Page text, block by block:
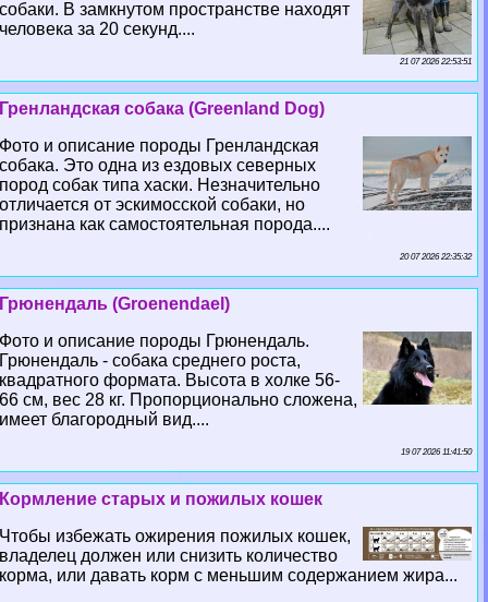
собаки. В замкнутом прострaнcтве находят
человека за 20 секунд....
21 07 2026 22:53:51
Гренландская собака (Greenland Dog)
Фото и описание породы Гренландская
собака. Это одна из ездовых северных
пород собак типа хаски. Незначительно
отличается от эскимосской собаки, но
признана как самостоятельная порода....
20 07 2026 22:35:32
Грюнендаль (Groenendael)
Фото и описание породы Грюнендаль.
Грюнендаль - собака среднего роста,
квадратного формата. Высота в холке 56-
66 см, вес 28 кг. Пропорционально сложена,
имеет благородный вид....
19 07 2026 11:41:50
Кормление старых и пожилых кошек
Чтобы избежать ожирения пожилых кошек,
владелец должен или снизить количество
корма, или давать корм с меньшим содержанием жира...